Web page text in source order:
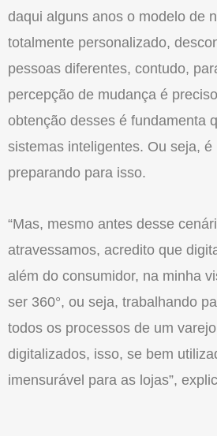
daqui alguns anos o modelo de
totalmente personalizado,
pessoas diferentes, contudo,
percepção de mudança é
obtenção desses é fundamenta
sistemas inteligentes. Ou seja, é
preparando para isso.
“Mas, mesmo antes desse
atravessamos, acredito que
além do consumidor, na minha
ser 360°, ou seja, trabalhando
todos os processos de um
digitalizados, isso, se bem
imensurável para as lojas”,